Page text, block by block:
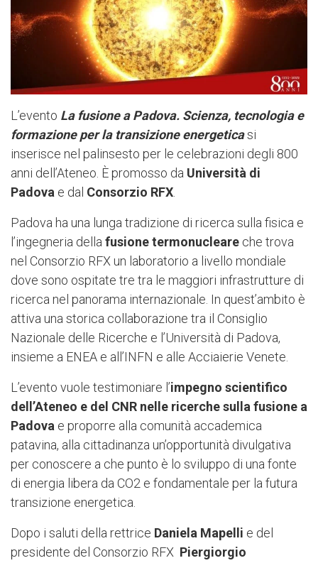
L’evento La fusione a Padova. Scienza, tecnologia e
formazione per la transizione energeticasi
inserisce nel palinsesto per le celebrazioni degli 800
anni dell’Ateneo. È promosso da Università di
Padova e dal Consorzio RFX
Padova ha una lunga tradizione di ricerca sulla fisica e
l’ingegneria della fusione termonucleare che trova
nel Consorzio RFX un laboratorio a livello mondiale
dove sono ospitate tre tra le maggiori infrastrutture di
ricerca nel panorama internazionale. In quest’ambito è
attiva una storica collaborazione tra il Consiglio
Nazionale delle Ricerche e l’Università di Padova,
insieme a ENEA e all’INFN e alle Acciaierie Venete.
L’evento vuole testimoniare l’impegno scientifico
dell’Ateneo e del CNR nelle ricerche sulla fusione a
Padova e proporre alla comunità accademica
patavina, alla cittadinanza un’opportunità divulgativa
per conoscere a che punto è lo sviluppo di una fonte
di energia libera da CO2 e fondamentale per la futura
transizione energetica.
Dopo i saluti della rettrice Daniela Mapelli e del
presidente del Consorzio RFX Piergiorgio